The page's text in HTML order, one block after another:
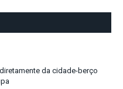
da cidade-berço